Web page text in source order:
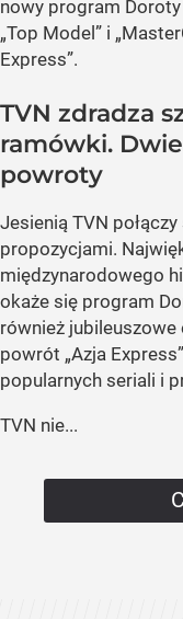
nowy program
„Top Model” i
Express”.
TVN zdradza
ramówki.
powroty
Jesienią TVN
propozycjami.
międzynarodowego
okaże się program
również jubileuszowe
powrót „Azja
popularnych seriali i
TVN nie...